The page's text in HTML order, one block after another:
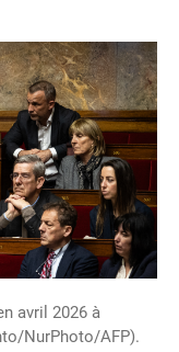
avril 2026 à
NurPhoto/AFP).